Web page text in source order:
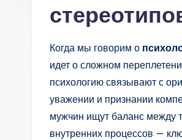
Когда мы говорим о
идет о сложном
психологию связывают с
уважении и признании
мужчин ищут баланс между
внутренних процессов —